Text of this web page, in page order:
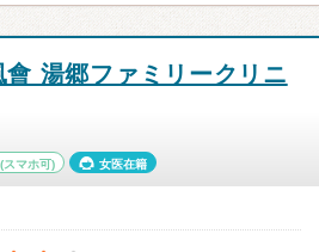
湯郷ファミリークリニ
マホ可) 女医在籍